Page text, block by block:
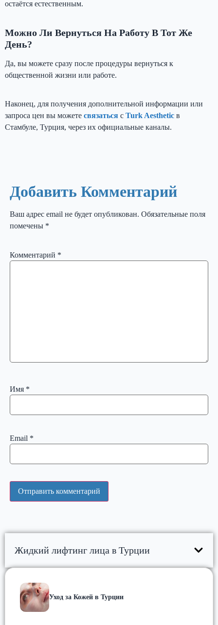
остаётся естественным.
Можно Ли Вернуться На Работу В Тот Же
День?
Да, вы можете сразу после процедуры вернуться к
общественной жизни или работе.
Наконец, для получения дополнительной информации или
запроса цен вы можете связаться с Turk Aesthetic в
Стамбуле, Турция, через их официальные каналы.
Добавить Комментарий
Ваш адрес email не будет опубликован. Обязательные поля
помечены *
Комментарий *
Имя *
Email *
Жидкий лифтинг лица в Турции
Уход за Кожей в Турции